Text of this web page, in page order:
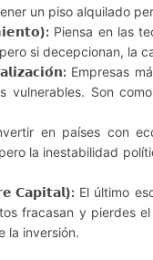
un piso alquilado
Piensa en las
si decepcionan, la
Empresas
vulnerables. Son
en países con
la inestabilidad
𝗖𝗮𝗽𝗶𝘁𝗮𝗹): El último
fracasan y pierdes
la inversión.